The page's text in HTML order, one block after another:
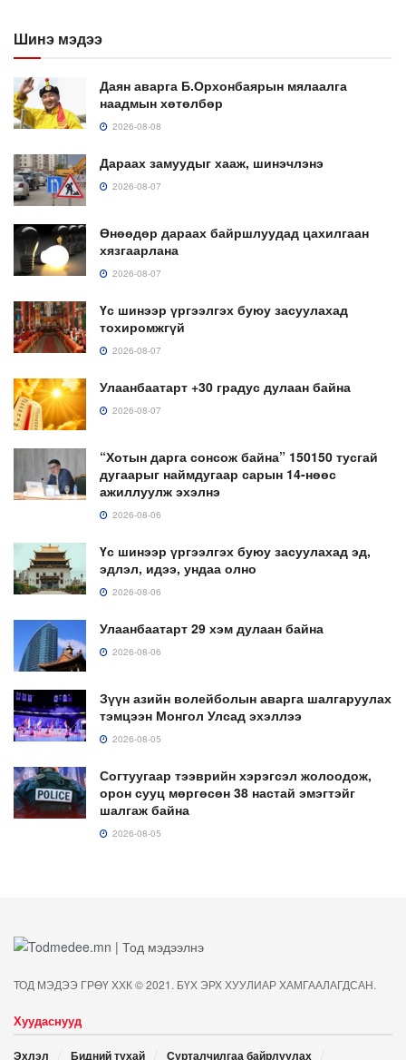
Шинэ мэдээ
Даян аварга Б.Орхонбаярын мялаалга
наадмын хөтөлбөр
2026-08-08
Дараах замуудыг хааж, шинэчлэнэ
2026-08-07
Өнөөдөр дараах байршлуудад цахилгаан
хязгаарлана
2026-08-07
Үс шинээр үргээлгэх буюу засуулахад
тохиромжгүй
2026-08-07
Улаанбаатарт +30 градус дулаан байна
2026-08-07
“Хотын дарга сонсож байна” 150150 тусгай
дугаарыг наймдугаар сарын 14-нөөс
ажиллуулж эхэлнэ
2026-08-06
Үс шинээр үргээлгэх буюу засуулахад эд,
эдлэл, идээ, ундаа олно
2026-08-06
Улаанбаатарт 29 хэм дулаан байна
2026-08-06
Зүүн азийн волейболын аварга шалгаруулах
тэмцээн Монгол Улсад эхэллээ
2026-08-05
Согтуугаар тээврийн хэрэгсэл жолоодож,
орон сууц мөргөсөн 38 настай эмэгтэйг
шалгаж байна
2026-08-05
ТОД МЭДЭЭ ГРӨҮ ХХК © 2021. БҮХ ЭРХ ХУУЛИАР ХАМГААЛАГДСАН.
Хуудаснууд
Эхлэл Бидний тухай Сурталчилгаа байрлуулах